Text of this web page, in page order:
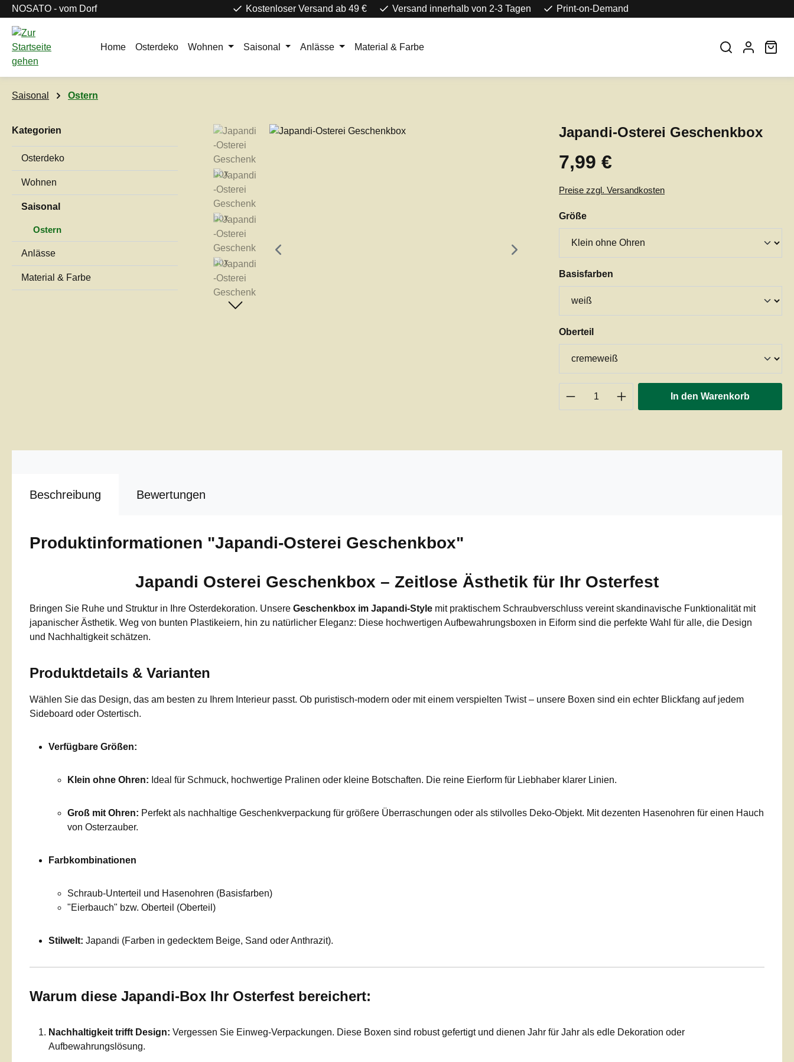
Hauptinhalt springen
Zur Suche springen
Zur Hauptnavigation springen
NOSATO - vom Dorf Kostenloser Versand ab 49 € Versand innerhalb von 2-3 Tagen Print-on-Demand
Home Osterdeko Wohnen Saisonal Anlässe Material & Farbe
Saisonal Ostern
Kategorien
Osterdeko
Wohnen
Saisonal
Ostern
Anlässe
Material & Farbe
Bildergalerie überspringen Japandi-Osterei Geschenkbox
Regulärer Preis:
7,99 €
Preise zzgl. Versandkosten
Größeauswählen
Basisfarben
Oberteilauswählen
Produkt Anzahl: Gib den
In den Warenkorb
Beschreibung Bewertungen
Produktinformationen "Japandi-Osterei Geschenkbox"
Japandi Osterei Geschenkbox – Zeitlose Ästhetik für Ihr Osterfest
Bringen Sie Ruhe und Struktur in Ihre Osterdekoration. Unsere Geschenkbox im Japandi-Style mit praktischem Schraubverschluss vereint skandinavische Funktionalität mit
japanischer Ästhetik. Weg von bunten Plastikeiern, hin zu natürlicher Eleganz: Diese hochwertigen Aufbewahrungsboxen in Eiform sind die perfekte Wahl für alle, die Design
und Nachhaltigkeit schätzen.
Produktdetails & Varianten
Wählen Sie das Design, das am besten zu Ihrem Interieur passt. Ob puristisch-modern oder mit einem verspielten Twist – unsere Boxen sind ein echter Blickfang auf jedem
Sideboard oder Ostertisch.
Verfügbare Größen:
Klein ohne Ohren: Ideal für Schmuck, hochwertige Pralinen oder kleine Botschaften. Die reine Eierform für Liebhaber klarer Linien.
Groß mit Ohren: Perfekt als nachhaltige Geschenkverpackung für größere Überraschungen oder als stilvolles Deko-Objekt. Mit dezenten Hasenohren für einen Hauch
von Osterzauber.
Farbkombinationen
Schraub-Unterteil und Hasenohren (Basisfarben)
"Eierbauch" bzw. Oberteil (Oberteil)
Stilwelt: Japandi (Farben in gedecktem Beige, Sand oder Anthrazit).
Warum diese Japandi-Box Ihr Osterfest bereichert:
Nachhaltigkeit trifft Design: Vergessen Sie Einweg-Verpackungen. Diese Boxen sind robust gefertigt und dienen Jahr für Jahr als edle Dekoration oder
Aufbewahrungslösung.